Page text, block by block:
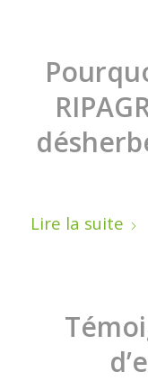
Lire la suite